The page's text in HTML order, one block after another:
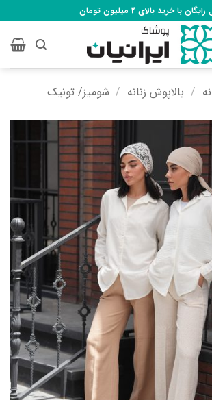
با خرید بالای 2 میلیون تومان
/ بالاپوش زنانه / شومیز/ تونیک